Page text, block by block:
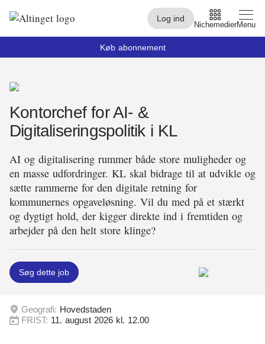
Log ind
Nichemedier
Arktis
By og Bolig
Børn
Christiansborg
Civilsamfund
Digital
Embedsværk
Energi og Forsyning
Erhverv
Menu
Køb abonnement
Kontorchef for AI- &
Digitaliseringspolitik i KL
AI og digitalisering rummer både store muligheder og
en masse udfordringer. KL skal bidrage til at udvikle og
sætte rammerne for den digitale retning for
kommunernes opgaveløsning. Vil du med på et stærkt
og dygtigt hold, der kigger direkte ind i fremtiden og
arbejder på den helt store klinge?
Søg dette job
Geografi: Hovedstaden
FRIST: 11. august 2026 kl. 12.00